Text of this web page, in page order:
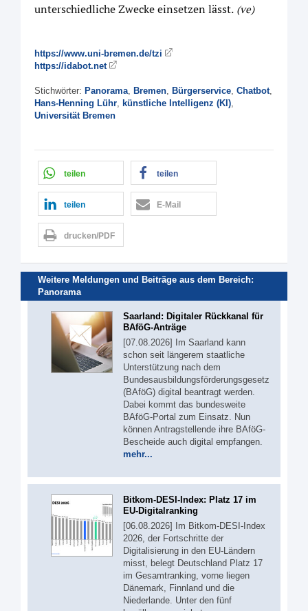
unterschiedliche Zwecke einsetzen lässt. (ve)
https://www.uni-bremen.de/tzi
https://idabot.net
Stichwörter: Panorama Bremen Bürgerservice Chatbot
Hans-Henning Lühr künstliche Intelligenz (KI)
Universität Bremen
teilen teilen
teilen E-Mail
drucken/PDF
Weitere Meldungen und Beiträge aus dem Bereich:
Panorama
Saarland: Digitaler Rückkanal für
BAföG-Anträge
[07.08.2026] Im Saarland kann
schon seit längerem staatliche
Unterstützung nach dem
Bundesausbildungsförderungsgesetz
(BAföG) digital beantragt werden.
Dabei kommt das bundesweite
BAföG-Portal zum Einsatz. Nun
können Antragstellende ihre BAföG-
Bescheide auch digital empfangen.
mehr...
Bitkom-DESI-Index: Platz 17 im
EU-Digitalranking
[06.08.2026] Im Bitkom-DESI-Index
2026, der Fortschritte der
Digitalisierung in den EU-Ländern
misst, belegt Deutschland Platz 17
im Gesamtranking, vorne liegen
Dänemark, Finnland und die
Niederlande. Unter den fünf